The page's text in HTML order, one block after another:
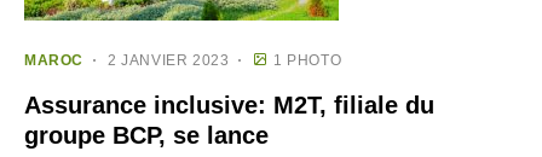
MAROC 2 JANVIER 2023 1 PHOTO
Assurance inclusive: M2T, filiale du
groupe BCP, se lance